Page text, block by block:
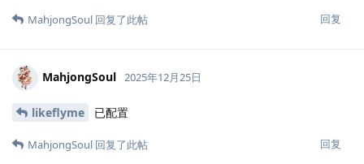
回复
MahjongSoul 回复了此帖
MahjongSoul 2025年12月25日
likeflyme 已配置
回复
MahjongSoul 回复了此帖